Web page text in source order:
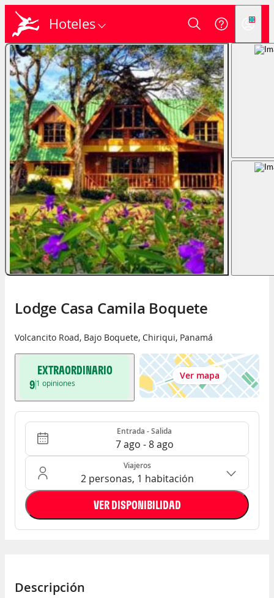
Hoteles
Lodge Casa Camila Boquete
Volcancito Road, Bajo Boquete, Chiriqui, Panamá
EXTRAORDINARIO
91 opiniones
Ver mapa
Entrada - Salida Entrada - Salida
7 ago - 8 ago
Ocupación: 2 personas, 1 habitación
Viajeros
2 personas, 1 habitación
VER DISPONIBILIDAD
Descripción